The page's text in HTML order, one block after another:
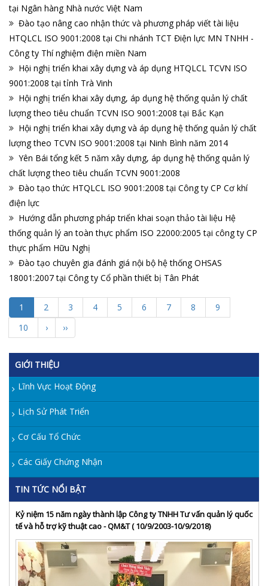
tại Ngân hàng Nhà nước Việt Nam
Đào tạo nâng cao nhận thức và phương pháp viết tài liệu
HTQLCL ISO 9001:2008 tại Chi nhánh TCT Điện lực MN TNHH -
Công ty Thí nghiệm điện miền Nam
Hội nghị triển khai xây dựng và áp dụng HTQLCL TCVN ISO
9001:2008 tại tỉnh Trà Vinh
Hội nghị triển khai xây dựng, áp dụng hệ thống quản lý chất
lượng theo tiêu chuẩn TCVN ISO 9001:2008 tại Bắc Kạn
Hội nghị triển khai xây dựng và áp dụng hệ thống quản lý chất
lượng theo TCVN ISO 9001:2008 tại Ninh Bình năm 2014
Yên Bái tổng kết 5 năm xây dựng, áp dụng hệ thống quản lý
chất lượng theo tiêu chuẩn TCVN 9001:2008
Đào tạo thức HTQLCL ISO 9001:2008 tại Công ty CP Cơ khí
điện lực
Hướng dẫn phương pháp triển khai soạn thảo tài liệu Hệ
thống quản lý an toàn thực phẩm ISO 22000:2005 tại công ty CP
thực phẩm Hữu Nghị
Đào tạo chuyên gia đánh giá nội bộ hệ thống OHSAS
18001:2007 tại Công ty Cổ phần thiết bị Tân Phát
1 2 3 4 5 6 7 8
9
10
› ››
GIỚI THIỆU
Lĩnh Vực Hoạt Động
Lịch Sử Phát Triển
Cơ Cấu Tổ Chức
Các Giấy Chứng Nhận
TIN TỨC NỔI BẬT
Kỷ niệm 15 năm ngày thành lập Công ty TNHH Tư vấn quản lý quốc
tế và hỗ trợ kỹ thuật cao - QM&T ( 10/9/2003-10/9/2018)